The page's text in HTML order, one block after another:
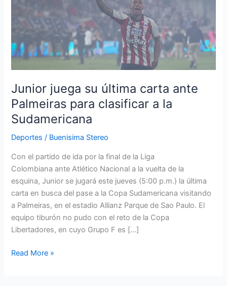
Junior juega su última carta ante
Palmeiras para clasificar a la
Sudamericana
Deportes / Buenisima Stereo
Con el partido de ida por la final de la Liga
Colombiana ante Atlético Nacional a la vuelta de la
esquina, Junior se jugará este jueves (5:00 p.m.) la última
carta en busca del pase a la Copa Sudamericana visitando
a Palmeiras, en el estadio Allianz Parque de Sao Paulo. El
equipo tiburón no pudo con el reto de la Copa
Libertadores, en cuyo Grupo F es […]
última
carta
ante
Palmeiras
para
clasificar
a
la
Sudamericana
Read More »